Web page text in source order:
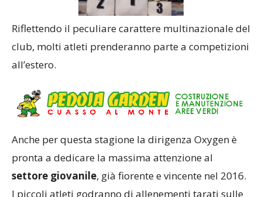
Riflettendo il peculiare carattere multinazionale del
club, molti atleti prenderanno parte a competizioni
all’estero.
Anche per questa stagione la dirigenza Oxygen è
pronta a dedicare la massima attenzione al
settore giovanile, già fiorente e vincente nel 2016.
I piccoli atleti godranno di allenementi tarati sulle